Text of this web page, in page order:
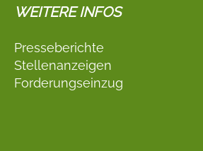
WEITERE INFOS
Presseberichte
Stellenanzeigen
Forderungseinzug